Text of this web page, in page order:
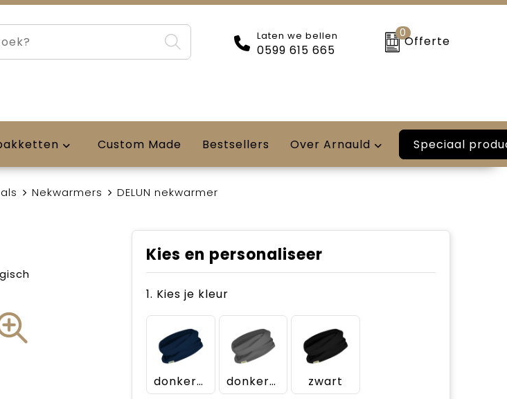
Laten we bellen
0599 615 665
0
Offerte
Custom Made Bestsellers Over Arnauld Speciaal
Nekwarmers DELUN nekwarmer
Kies en personaliseer
1. Kies je kleur
donkerblauw donkergrijs zwart